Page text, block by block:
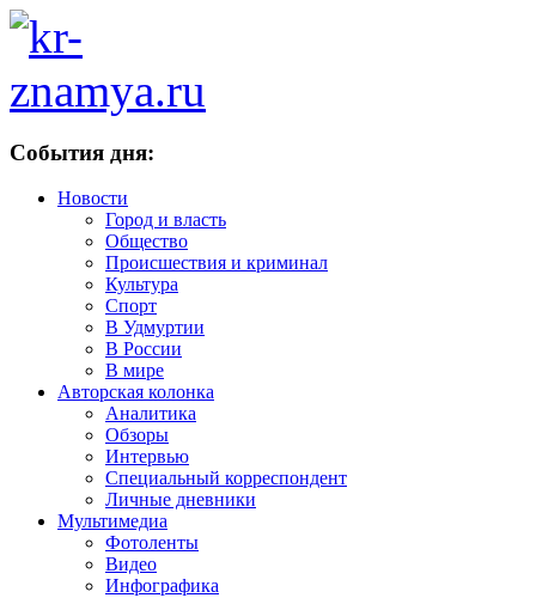
События дня:
Новости
Город и власть
Общество
Происшествия и криминал
Культура
Спорт
В Удмуртии
В России
В мире
Авторская колонка
Аналитика
Обзоры
Интервью
Специальный корреспондент
Личные дневники
Мультимедиа
Фотоленты
Видео
Инфографика